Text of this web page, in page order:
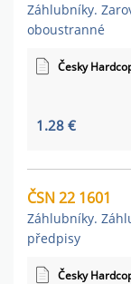
Záhlubníky.
oboustranné
Česky
1.28 €
ČSN 22 1601
Záhlubníky.
předpisy
Česky